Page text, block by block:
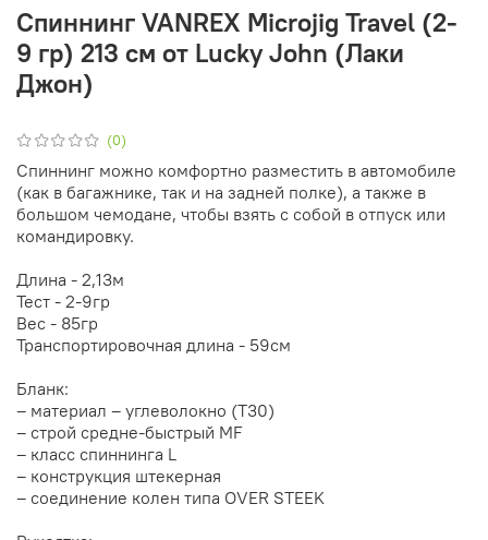
(0)
Спиннинг VANREX Microjig Travel (2-
9 гр) 213 см от Lucky John (Лаки
Джон)
Спиннинг можно комфортно разместить в автомобиле
(как в багажнике, так и на задней полке), а также в
большом чемодане, чтобы взять с собой в отпуск или
командировку.
Длина - 2,13м
Тест - 2-9гр
Вес - 85гр
Транспортировочная длина - 59см
Бланк:
– материал – углеволокно (T30)
– строй средне-быстрый MF
– класс спиннинга L
– конструкция штекерная
– соединение колен типа OVER STEEK